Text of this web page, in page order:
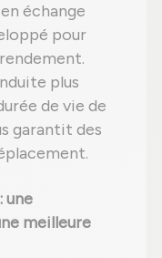
échange
pour
plus
de vie de
garantit des
une
meilleure